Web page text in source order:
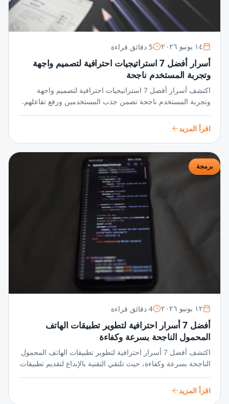
١٤ يونيو ٢٠٢٦ 5 دقائق قراءة
أسرار أفضل 7 استراتيجيات احترافية لتصميم واجهة
وتجربة المستخدم ناجحة
اكتشف أسرار أفضل 7 استراتيجيات احترافية لتصميم واجهة
وتجربة المستخدم ناجحة تضمن جذب المستخدمين ورفع تفاعلهم.
اقرأ المزيد
برمجة
١٢ يونيو ٢٠٢٦ 4 دقائق قراءة
أفضل 7 أسرار احترافية لتطوير تطبيقات الهاتف
المحمول الناجحة بسرعة وكفاءة
اكتشف أفضل 7 أسرار احترافية لتطوير تطبيقات الهاتف المحمول
الناجحة بسرعة وكفاءة، حيث تلتقي التقنية بالإبداع لتقديم تطبيقات
اقرأ المزيد